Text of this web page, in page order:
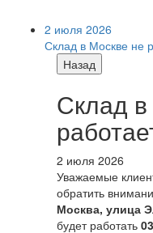
2 июля 2026
Склад в Москве не
Назад
Склад
2 июля 2026
Уважаемые
обратить
Москва, улица
будет работать